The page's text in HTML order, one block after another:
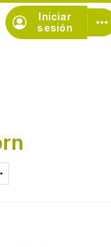
Iniciar
sesión